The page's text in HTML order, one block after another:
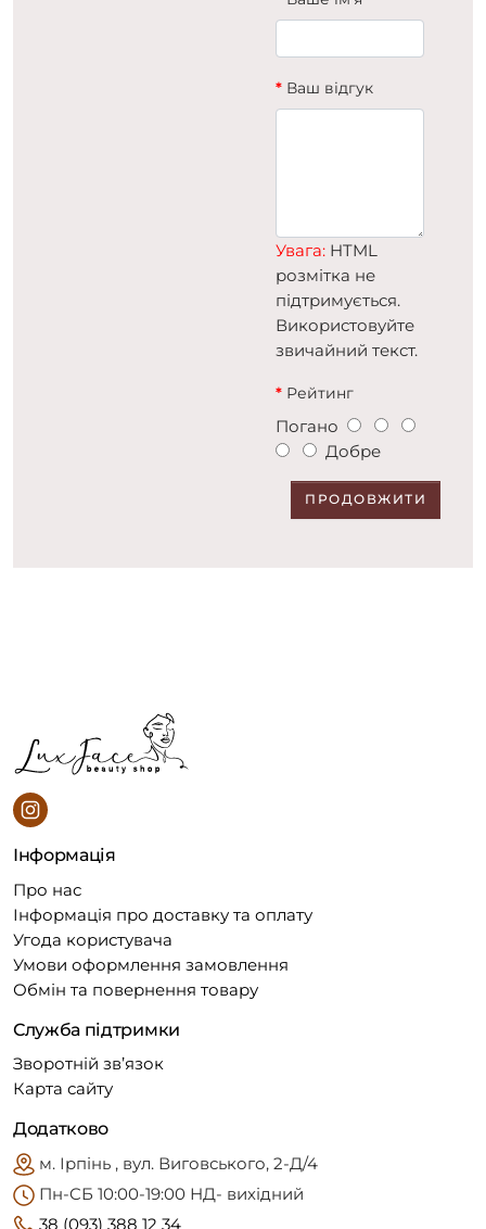
Ваш відгук
Увага: HTML
розмітка не
підтримується.
Використовуйте
звичайний текст.
Рейтинг
Погано
Добре
ПРОДОВЖИТИ
Інформація
Про нас
Інформація про доставку та оплату
Угода користувача
Умови оформлення замовлення
Обмін та повернення товару
Служба підтримки
Зворотній зв’язок
Карта сайту
Додатково
м. Ірпінь , вул. Виговського, 2-Д/4
Пн-CБ 10:00-19:00 НД- вихідний
38 (093) 388 12 34